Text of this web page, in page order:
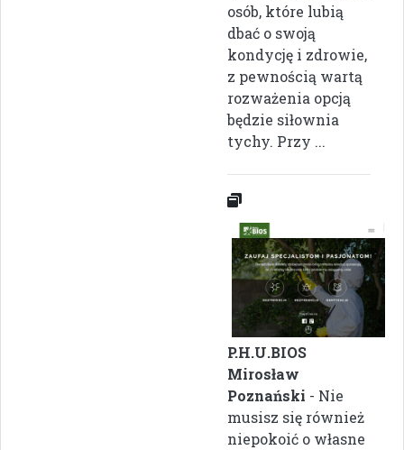
osób, które lubią
dbać o swoją
kondycję i zdrowie,
z pewnością wartą
rozważenia opcją
będzie siłownia
tychy. Przy ...
P.H.U.BIOS
Mirosław
Poznański - Nie
musisz się również
niepokoić o własne